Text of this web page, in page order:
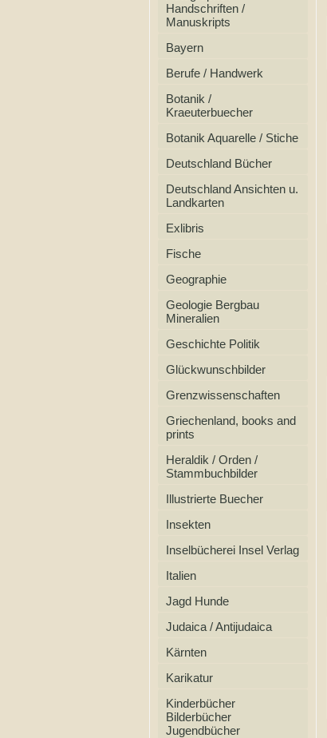
Handschriften /
Manuskripts
Bayern
Berufe / Handwerk
Botanik /
Kraeuterbuecher
Botanik Aquarelle / Stiche
Deutschland Bücher
Deutschland Ansichten u.
Landkarten
Exlibris
Fische
Geographie
Geologie Bergbau
Mineralien
Geschichte Politik
Glückwunschbilder
Grenzwissenschaften
Griechenland, books and
prints
Heraldik / Orden /
Stammbuchbilder
Illustrierte Buecher
Insekten
Inselbücherei Insel Verlag
Italien
Jagd Hunde
Judaica / Antijudaica
Kärnten
Karikatur
Kinderbücher
Bilderbücher
Jugendbücher